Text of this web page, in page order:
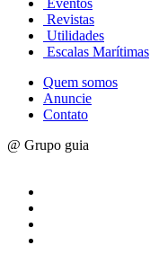
Eventos
Revistas
Utilidades
Escalas Marítimas
Quem somos
Anuncie
Contato
@ Grupo guia